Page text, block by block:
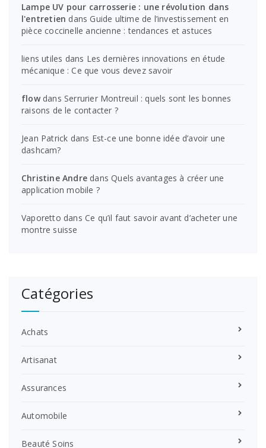
Lampe UV pour carrosserie : une révolution dans
l'entretien dans Guide ultime de l’investissement en
pièce coccinelle ancienne : tendances et astuces
liens utiles dans Les dernières innovations en étude
mécanique : Ce que vous devez savoir
flowdans Serrurier Montreuil : quels sont les bonnes
raisons de le contacter ?
Jean Patrick dans Est-ce une bonne idée d’avoir une
dashcam?
Christine Andre dansQuels avantages à créer une
application mobile ?
Vaporetto dansCe qu’il faut savoir avant d’acheter une
montre suisse
Catégories
Achats
Artisanat
Assurances
Automobile
Beauté Soins